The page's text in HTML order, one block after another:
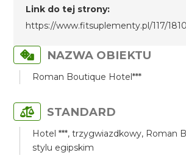
Link do tej strony:
https://www.fitsuplementy.pl/117/
NAZWA OBIEKTU
Roman Boutique Hotel***
STANDARD
Hotel ***, trzygwiazdkowy, Roman
stylu egipskim